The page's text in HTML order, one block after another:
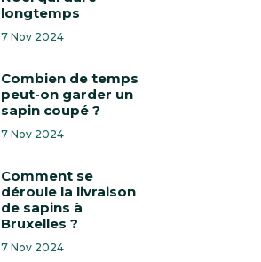
longtemps
7 Nov 2024
Combien de temps
peut-on garder un
sapin coupé ?
7 Nov 2024
Comment se
déroule la livraison
de sapins à
Bruxelles ?
7 Nov 2024